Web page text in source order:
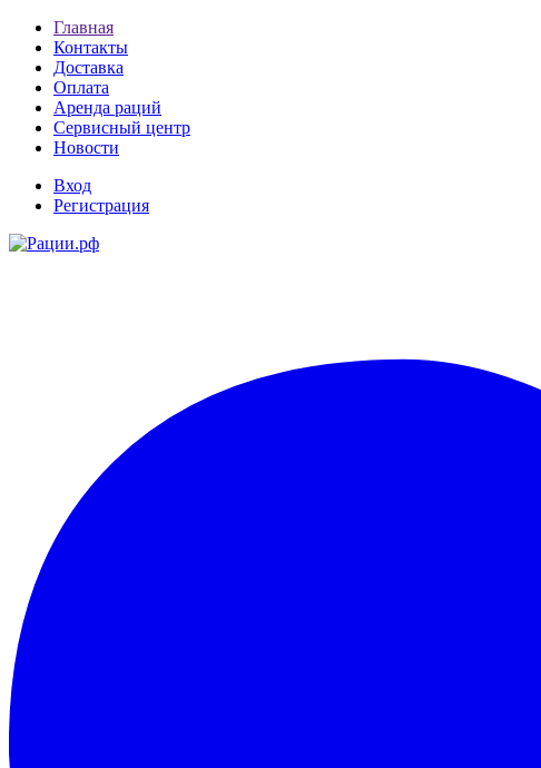
Главная
Контакты
Доставка
Оплата
Аренда раций
Сервисный центр
Новости
Вход
Регистрация